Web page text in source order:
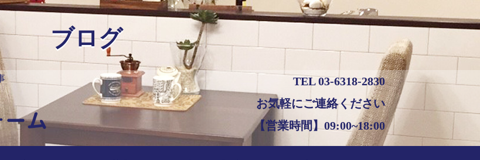
ブログ
TEL 03-6318-2830
お気軽にご連絡ください
【営業時間】09:00~18:00